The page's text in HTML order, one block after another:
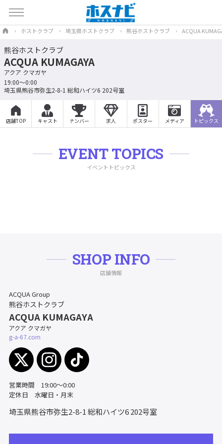
ホストクラブ 埼玉県ホストクラブ 熊谷ホストクラブ ACQUA
熊谷ホストクラブ
ACQUA KUMAGAYA
アクア クマガヤ
19:00～0:00
埼玉県熊谷市弥生2-8-1 総和ハイツ6 202号室
店舗TOP キャスト ナンバー 求人 ポスター メディア トピックス
EVENT TOPICS
イベントトピックス
SHOP INFO
店舗情報
ACQUA Group
熊谷ホストクラブ
ACQUA KUMAGAYA
アクア クマガヤ
g-a-67.com
営業時間 19:00～0:00
定休日 水曜日・月末
埼玉県熊谷市弥生2-8-1 総和ハイツ6 202号室